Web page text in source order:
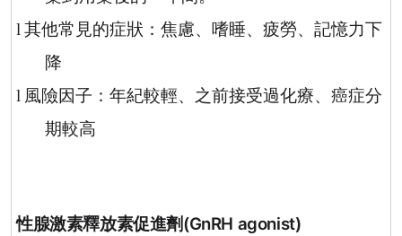
l其他常見的症狀：焦慮、嗜睡、疲勞、記憶力下
降
l 風險因子：年紀較輕、之前接受過化療、癌症分
期較高
性腺激素釋放素促進劑(GnRH agonist)